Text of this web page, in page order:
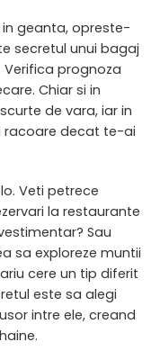
geanta, opreste-
secretul unui bagaj
prognoza
Chiar si in
de vara, iar in
racoare decat te-ai
Veti petrece
la restaurante
Sau
sa exploreze muntii
cere un tip diferit
este sa alegi
intre ele, creand